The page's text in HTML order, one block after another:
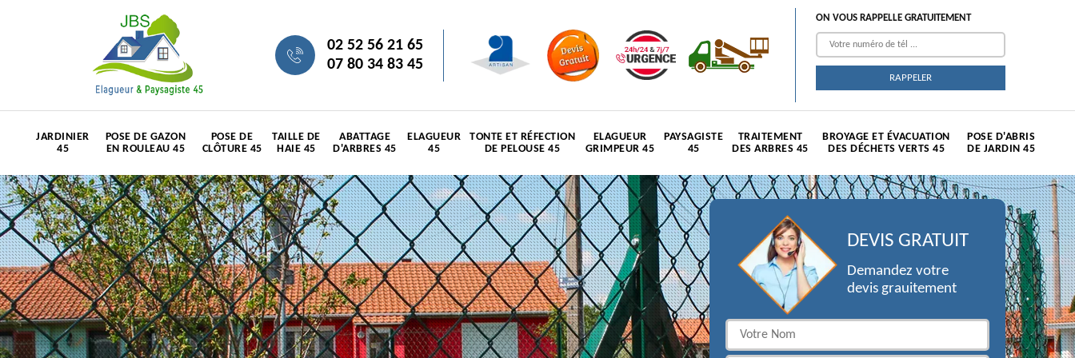
02 52 56 21 65
07 80 34 83 45
ON VOUS RAPPELLE GRATUITEMENT
JARDINIER
45
POSE DE GAZON
EN ROULEAU 45
POSE DE
CLÔTURE 45
TAILLE DE
HAIE 45
ABATTAGE
D'ARBRES 45
ELAGUEUR
45
TONTE ET RÉFECTION
DE PELOUSE 45
ELAGUEUR
GRIMPEUR 45
PAYSAGISTE
45
TRAITEMENT
DES ARBRES 45
BROYAGE ET ÉVACUATION
DES DÉCHETS VERTS 45
POSE D'ABRIS
DE JARDIN 45
DEVIS GRATUIT
Demandez votre
devis grauitement